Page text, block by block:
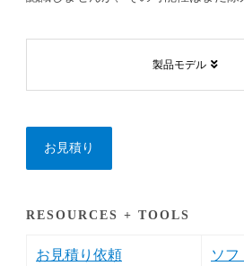
製品モデル
お見積り
RESOURCES + TOOLS
お見積り依頼 ソフ